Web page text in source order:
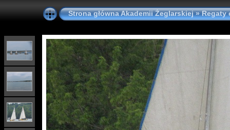
Strona główna Akademii Żeglarskiej»Regaty